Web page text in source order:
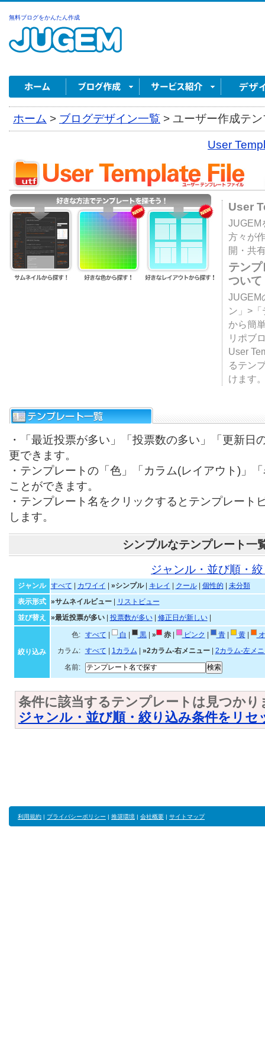
無料ブログをかんたん作成
ホーム > ブログデザイン一覧 > ユーザー作成テ
User
User
JUGEM
方々が
開・共
テン
ついて
JUGEM
ン」>
から簡
リポブ
User
るテン
けます
・「最近投票が多い」「投票数の多い」「更新日
更できます。
・テンプレートの「色」「カラム(レイアウト)」
ことができます。
・テンプレート名をクリックするとテンプレート
します。
シンプルなテンプレート一
ジャンル・並び順・
ジャンル すべて カワイイ »シンプル| キレイ クール| 個性的
未分類
表示形式
»サムネイルビュー|
リストビュー
並び替え
»最近投票が多い| 投票数が多い| 修正日が新しい|
絞り込み
色: すべて 白 黒| » 赤| ピンク 青| 黄|
カラム:
すべて 1カラム »2カラム-右メニュー| 2カラム-左メ
名前:
条件に該当するテンプレートは見つかり
ジャンル・並び順・絞り込み条件をリセ
利用規約 | プライバシーポリシー | 推奨環境 | 会社概要 | サイトマップ